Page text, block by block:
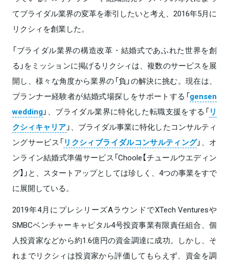
てブライダル業界の変革を牽引したいと考え、2016年5月に
リクシィを創業した。
「ブライダル業界の構造改革・結婚式であふれた世界を創
る」をミッションに掲げるリクシィは、複数のサービスを展
開し、様々な角度から業界の「負」の解決に挑む。現在は、
プランナー経験者が結婚式場探しをサポートする「gensen
wedding」、ブライダル業界に特化した転職支援をする「リ
クシィキャリア 」、ブライダル事業に特化したコンサルティ
ングサービス「リクシィブライダルコンサルティング」、オ
ンライン結婚式準備サービス「Choole【チュールウエディン
グ】」と、スタートアップとしては珍しく、4つの事業をすで
に展開している。
2019年4月にプレシリーズAラウンドでXTech Venturesや
SMBCベンチャーキャピタル4号投資事業有限責任組合、個
人投資家などから約1.6億円の資金調達に成功。しかし、そ
れまでリクシィは投資家から評価してもらえず、資金を調